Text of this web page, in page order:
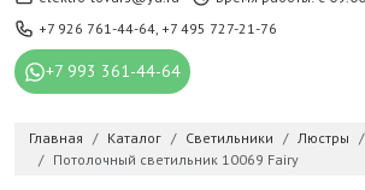
+7 926 761-44-64, +7 495 727-21-76
+7 993 361-44-64
Главная Каталог Светильники Люстры
Потолочный светильник 10069 Fairy